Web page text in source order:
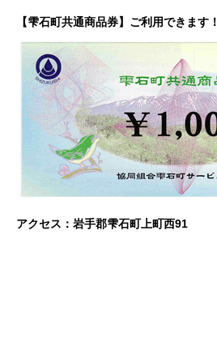
【雫石町共通商品券】ご利用できます！
アクセス：岩手郡雫石町上町西91